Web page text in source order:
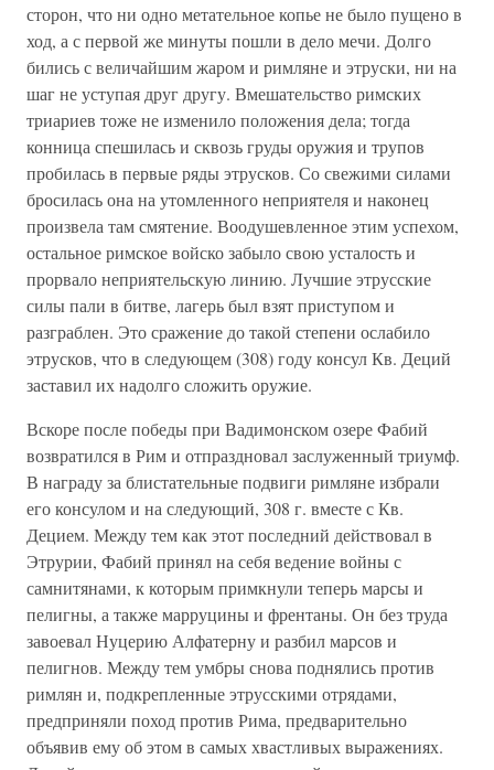
сторон, что ни одно метательное копье не было пущено в
ход, а с первой же минуты пошли в дело мечи. Долго
бились с величайшим жаром и римляне и этруски, ни на
шаг не уступая друг другу. Вмешательство римских
триариев тоже не изменило положения дела; тогда
конница спешилась и сквозь груды оружия и трупов
пробилась в первые ряды этрусков. Со свежими силами
бросилась она на утомленного неприятеля и наконец
произвела там смятение. Воодушевленное этим успехом,
остальное римское войско забыло свою усталость и
прорвало неприятельскую линию. Лучшие этрусские
силы пали в битве, лагерь был взят приступом и
разграблен. Это сражение до такой степени ослабило
этрусков, что в следующем (308) году консул Кв. Деций
заставил их надолго сложить оружие.
Вскоре после победы при Вадимонском озере Фабий
возвратился в Рим и отпраздновал заслуженный триумф.
В награду за блистательные подвиги римляне избрали
его консулом и на следующий, 308 г. вместе с Кв.
Децием. Между тем как этот последний действовал в
Этрурии, Фабий принял на себя ведение войны с
самнитянами, к которым примкнули теперь марсы и
пелигны, а также марруцины и френтаны. Он без труда
завоевал Нуцерию Алфатерну и разбил марсов и
пелигнов. Между тем умбры снова поднялись против
римлян и, подкрепленные этрусскими отрядами,
предприняли поход против Рима, предварительно
объявив ему об этом в самых хвастливых выражениях.